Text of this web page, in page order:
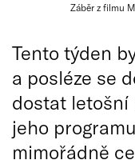
Záběr z filmu
Tento týden
a posléze se
dostat letošní
jeho
mimořádně